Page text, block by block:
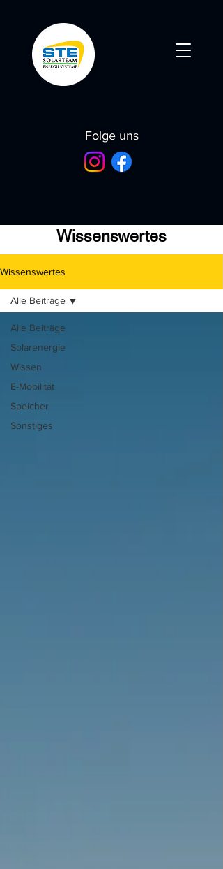
Folge uns
Wissenswertes
Wissenswertes
Alle Beiträge
Solarenergie
Wissen
E-Mobilität
Speicher
Sonstiges
Alle Beiträge